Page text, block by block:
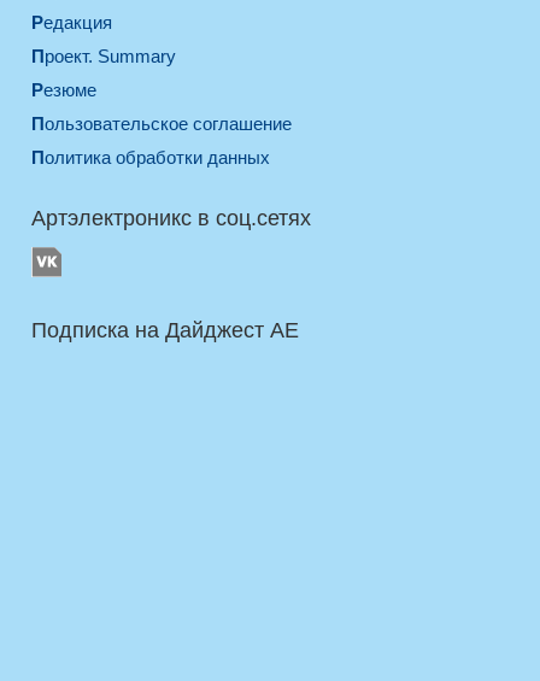
Редакция
Проект. Summary
Резюме
Пользовательское соглашение
Политика обработки данных
Артэлектроникс в соц.сетях
Подписка на Дайджест AE